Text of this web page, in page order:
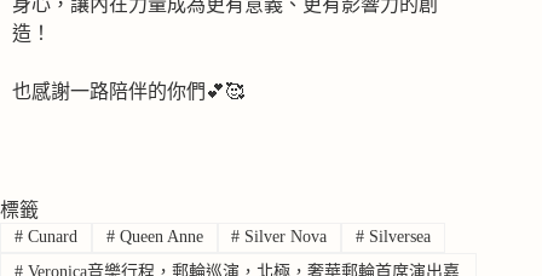
身心，讓內在力量成為更有意義、更有影響力的創
造！
也感謝一路陪伴的你們💕🥰
標籤
#Cunard #Queen Anne # Silver Nova # Silversea
#Veronica音樂行程，郵輪巡演，北極，奢華郵輪首席演出嘉